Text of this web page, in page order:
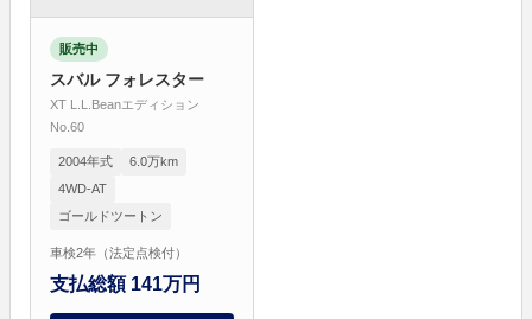
販売中
スバル フォレスター
XT L.L.Beanエディション
No.60
2004年式
6.0万km
4WD-AT
ゴールドツートン
車検2年（法定点検付）
支払総額 141万円